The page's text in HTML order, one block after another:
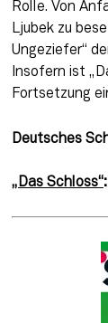
Rolle. Von
Ljubek zu
Ungeziefer“
Insofern ist
Fortsetzung
Deutsches
„Das Schloss“